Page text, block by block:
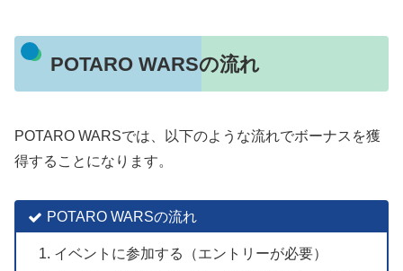
POTARO WARSの流れ
POTARO WARSでは、以下のような流れでボーナスを獲
得することになります。
POTARO WARSの流れ
イベントに参加する（エントリーが必要）